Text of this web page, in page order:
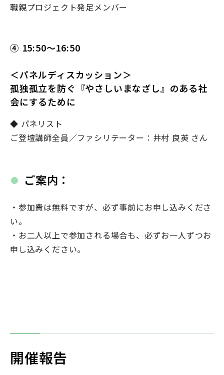
職親プロジェクト発足メンバー
④ 15:50～16:50
＜パネルディスカッション＞
孤独孤立を防ぐ『やさしいまなざし』のある社
会にするために
◆ パネリスト
ご登壇講師全員／ファシリテーター：井村 良英 さん
ご案内：
・参加費は無料ですが、必ず事前にお申し込みくださ
い。
・お二人以上で参加される場合も、必ずお一人ずつお
申し込みください。
開催報告